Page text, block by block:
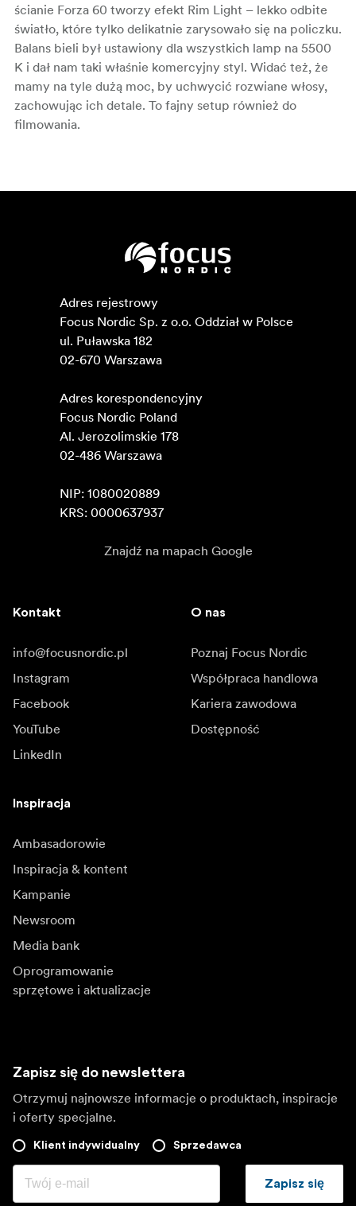
ścianie Forza 60 tworzy efekt Rim Light – lekko odbite
światło, które tylko delikatnie zarysowało się na policzku.
Balans bieli był ustawiony dla wszystkich lamp na 5500
K i dał nam taki właśnie komercyjny styl. Widać też, że
mamy na tyle dużą moc, by uchwycić rozwiane włosy,
zachowując ich detale. To fajny setup również do
filmowania.
Adres rejestrowy
Focus Nordic Sp. z o.o. Oddział w Polsce
ul. Puławska 182
02-670 Warszawa
Adres korespondencyjny
Focus Nordic Poland
Al. Jerozolimskie 178
02-486 Warszawa
NIP: 1080020889
KRS: 0000637937
Znajdź na mapach Google
Kontakt
info@focusnordic.pl
Instagram
Facebook
YouTube
LinkedIn
O nas
Poznaj Focus Nordic
Współpraca handlowa
Kariera zawodowa
Dostępność
Inspiracja
Ambasadorowie
Inspiracja & kontent
Kampanie
Newsroom
Media bank
Oprogramowanie
sprzętowe i aktualizacje
Zapisz się do newslettera
Otrzymuj najnowsze informacje o produktach, inspiracje
i oferty specjalne.
Klient indywidualny Sprzedawca
Zapisz się